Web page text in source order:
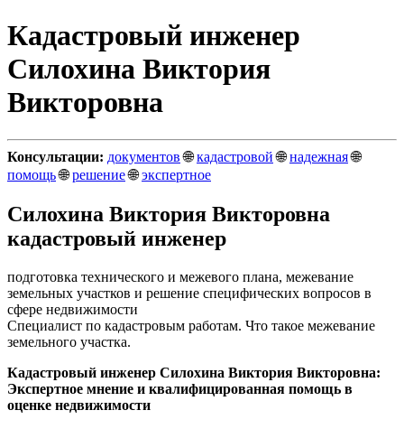
Кадастровый инженер
Силохина Виктория
Викторовна
Консультации: документов🌐кадастровой🌐надежная🌐
помощь🌐решение🌐экспертное
Силохина Виктория Викторовна
кадастровый инженер
подготовка технического и межевого плана, межевание
земельных участков и решение специфических вопросов в
сфере недвижимости
Специалист по кадастровым работам. Что такое межевание
земельного участка.
Кадастровый инженер Силохина Виктория Викторовна:
Экспертное мнение и квалифицированная помощь в
оценке недвижимости